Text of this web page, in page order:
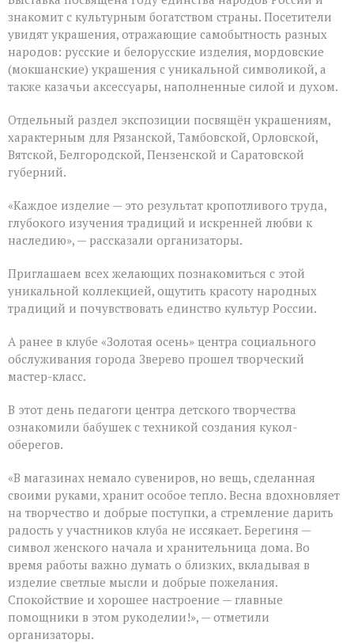
знакомит с культурным богатством страны. Посетители
увидят украшения, отражающие самобытность разных
народов: русские и белорусские изделия, мордовские
(мокшанские) украшения с уникальной символикой, а
также казачьи аксессуары, наполненные силой и духом.
Отдельный раздел экспозиции посвящён украшениям,
характерным для Рязанской, Тамбовской, Орловской,
Вятской, Белгородской, Пензенской и Саратовской
губерний.
«Каждое изделие — это результат кропотливого труда,
глубокого изучения традиций и искренней любви к
наследию», — рассказали организаторы.
Приглашаем всех желающих познакомиться с этой
уникальной коллекцией, ощутить красоту народных
традиций и почувствовать единство культур России.
А ранее в клубе «Золотая осень» центра социального
обслуживания города Зверево прошел творческий
мастер-класс.
В этот день педагоги центра детского творчества
ознакомили бабушек с техникой создания кукол-
оберегов.
«В магазинах немало сувениров, но вещь, сделанная
своими руками, хранит особое тепло. Весна вдохновляет
на творчество и добрые поступки, а стремление дарить
радость у участников клуба не иссякает. Берегиня —
символ женского начала и хранительница дома. Во
время работы важно думать о близких, вкладывая в
изделие светлые мысли и добрые пожелания.
Спокойствие и хорошее настроение — главные
помощники в этом рукоделии!», — отметили
организаторы.